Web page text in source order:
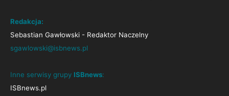
Redakcja:
Sebastian Gawłowski - Redaktor Naczelny
sgawlowski@isbnews.pl
Inne serwisy grupy ISBnews:
ISBnews.pl